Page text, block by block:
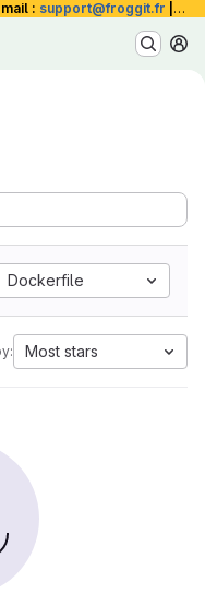
: support@froggit.fr La
Dockerfile
Most stars